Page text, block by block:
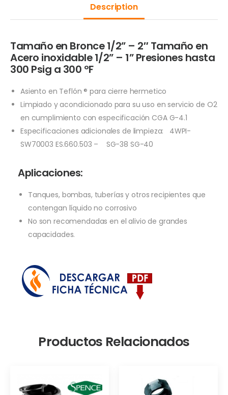
Description
Tamaño en Bronce 1/2” – 2″ Tamaño en
Acero inoxidable 1/2” – 1” Presiones hasta
300 Psig a 300 ºF
Asiento en Teflón ® para cierre hermetico
Limpiado y acondicionado para su uso en servicio de O2
en cumplimiento con especificación CGA G-4.1
Especificaciones adicionales de limpieza: 4WPI-
SW70003 ES.660.503 – SG-38 SG-40
Aplicaciones:
Tanques, bombas, tuberías y otros recipientes que
contengan líquido no corrosivo
No son recomendadas en el alivio de grandes
capacidades.
Productos Relacionados